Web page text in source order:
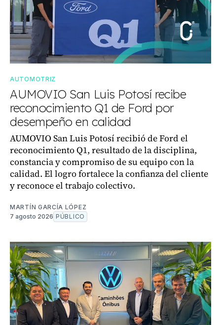
AUTOMOTRIZ
AUMOVIO San Luis Potosí recibe
reconocimiento Q1 de Ford por
desempeño en calidad
AUMOVIO San Luis Potosí recibió de Ford el
reconocimiento Q1, resultado de la disciplina,
constancia y compromiso de su equipo con la
calidad. El logro fortalece la confianza del cliente
y reconoce el trabajo colectivo.
MARTÍN GARCÍA LÓPEZ
7 agosto 2026 PÚBLICO